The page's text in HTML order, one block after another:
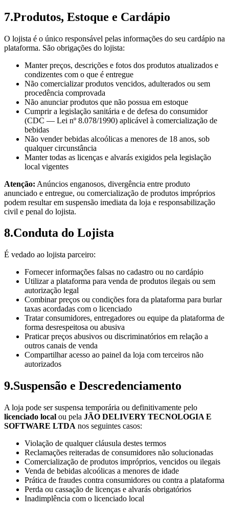
7.Produtos, Estoque e Cardápio
O lojista é o único responsável pelas informações do seu cardápio na
plataforma. São obrigações do lojista:
Manter preços, descrições e fotos dos produtos atualizados e
condizentes com o que é entregue
Não comercializar produtos vencidos, adulterados ou sem
procedência comprovada
Não anunciar produtos que não possua em estoque
Cumprir a legislação sanitária e de defesa do consumidor
(CDC — Lei nº 8.078/1990) aplicável à comercialização de
bebidas
Não vender bebidas alcoólicas a menores de 18 anos, sob
qualquer circunstância
Manter todas as licenças e alvarás exigidos pela legislação
local vigentes
Atenção: Anúncios enganosos, divergência entre produto
anunciado e entregue, ou comercialização de produtos impróprios
podem resultar em suspensão imediata da loja e responsabilização
civil e penal do lojista.
8.Conduta do Lojista
É vedado ao lojista parceiro:
Fornecer informações falsas no cadastro ou no cardápio
Utilizar a plataforma para venda de produtos ilegais ou sem
autorização legal
Combinar preços ou condições fora da plataforma para burlar
taxas acordadas com o licenciado
Tratar consumidores, entregadores ou equipe da plataforma de
forma desrespeitosa ou abusiva
Praticar preços abusivos ou discriminatórios em relação a
outros canais de venda
Compartilhar acesso ao painel da loja com terceiros não
autorizados
9.Suspensão e Descredenciamento
A loja pode ser suspensa temporária ou definitivamente pelo
licenciado local ou pela JÃO DELIVERY TECNOLOGIA E
SOFTWARE LTDA nos seguintes casos:
Violação de qualquer cláusula destes termos
Reclamações reiteradas de consumidores não solucionadas
Comercialização de produtos impróprios, vencidos ou ilegais
Venda de bebidas alcoólicas a menores de idade
Prática de fraudes contra consumidores ou contra a plataforma
Perda ou cassação de licenças e alvarás obrigatórios
Inadimplência com o licenciado local